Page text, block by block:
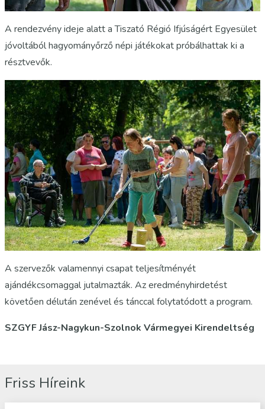
A rendezvény ideje alatt a Tiszató Régió Ifjúságért Egyesület
jóvoltából hagyományőrző népi játékokat próbálhattak ki a
résztvevők.
A szervezők valamennyi csapat teljesítményét
ajándékcsomaggal jutalmazták. Az eredményhirdetést
követően délután zenével és tánccal folytatódott a program.
SZGYF Jász-Nagykun-Szolnok Vármegyei Kirendeltség
Friss Híreink